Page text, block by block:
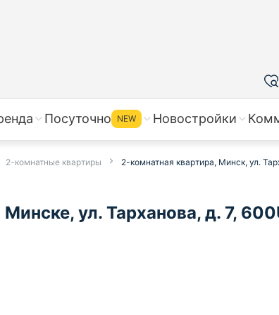
Посуточно NEW Новостройки
2-комнатные квартиры 2-комнатная квартира, Минск, ул.
ул. Тарханова, д. 7,